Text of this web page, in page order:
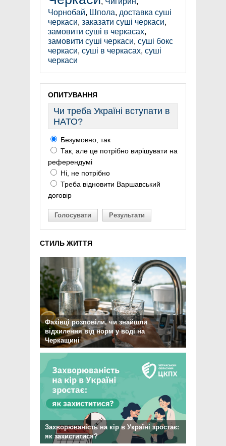
Чорнобай, Шпола, доставка суші
черкаси, заказати суші черкаси,
замовити суші в черкасах,
замовити суші черкаси, суші бокс
черкаси, суші в черкасах, суші
черкаси
ОПИТУВАННЯ
Чи треба Україні вступати в
НАТО?
Безумовно, так
Так, але це потрібно вирішувати на
референдумі
Ні, не потрібно
Треба відновити Варшавський
договір
Голосувати Результати
СТИЛЬ ЖИТТЯ
Фахівці розповіли, чи знайшли
відхилення від норм у воді на
Черкащині
Захворюваність на кір в Україні зростає:
як захиститися?